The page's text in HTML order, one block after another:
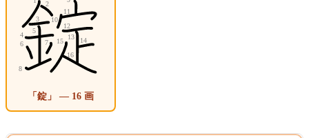
「錠」 — 16 画